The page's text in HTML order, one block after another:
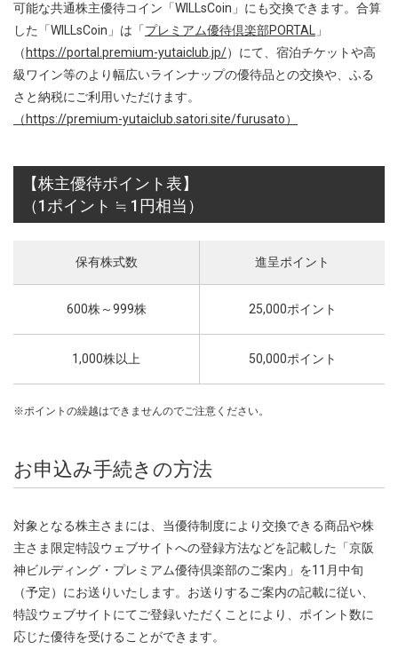
可能な共通株主優待コイン「WILLsCoin」にも交換できます。合算
した「WILLsCoin」は「プレミアム優待倶楽部PORTAL
」
（ https://portal.premium-yutaiclub.jp/）にて、宿泊チケットや高
級ワイン等のより幅広いラインナップの優待品との交換や、ふる
さと納税にご利用いただけます。
（https://premium-yutaiclub.satori.site/furusato）
【株主優待ポイント表】
（1ポイント ≒ 1円相当）
保有株式数 進呈ポイント
600株～999株 25,000ポイント
1,000株以上 50,000ポイント
※ポイントの繰越はできませんのでご注意ください。
お申込み手続きの方法
対象となる株主さまには、当優待制度により交換できる商品や株
主さま限定特設ウェブサイトへの登録方法などを記載した「京阪
神ビルディング・プレミアム優待倶楽部のご案内」を11月中旬
（予定）にお送りいたします。お送りするご案内の記載に従い、
特設ウェブサイトにてご登録いただくことにより、ポイント数に
応じた優待を受けることができます。